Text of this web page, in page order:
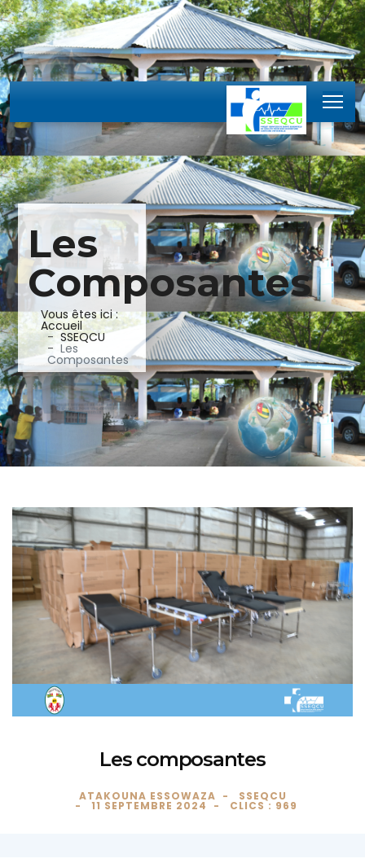
Les
Composantes
Vous êtes ici :
Accueil
SSEQCU
Les
Composantes
Les composantes
ATAKOUNA ESSOWAZA SSEQCU
11 SEPTEMBRE 2024 CLICS : 969